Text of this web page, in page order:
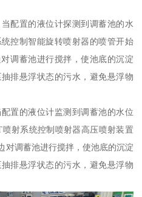
配置的液位计探测到调蓄池的水
控制智能旋转喷射器的喷管开始
调蓄池进行搅拌，使池底的沉淀
排悬浮状态的污水，避免悬浮物
置的液位计监测到调蓄池的水位
喷射系统控制喷射器高压喷射装置
对调蓄池进行搅拌，使池底的沉淀
排悬浮状态的污水，避免悬浮物